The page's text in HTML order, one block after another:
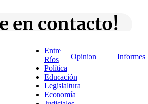
Entre
Ríos
Política
Educación
Legislaltura
Economía
Opinion Informes
en contacto!
desees buscar
Buscar